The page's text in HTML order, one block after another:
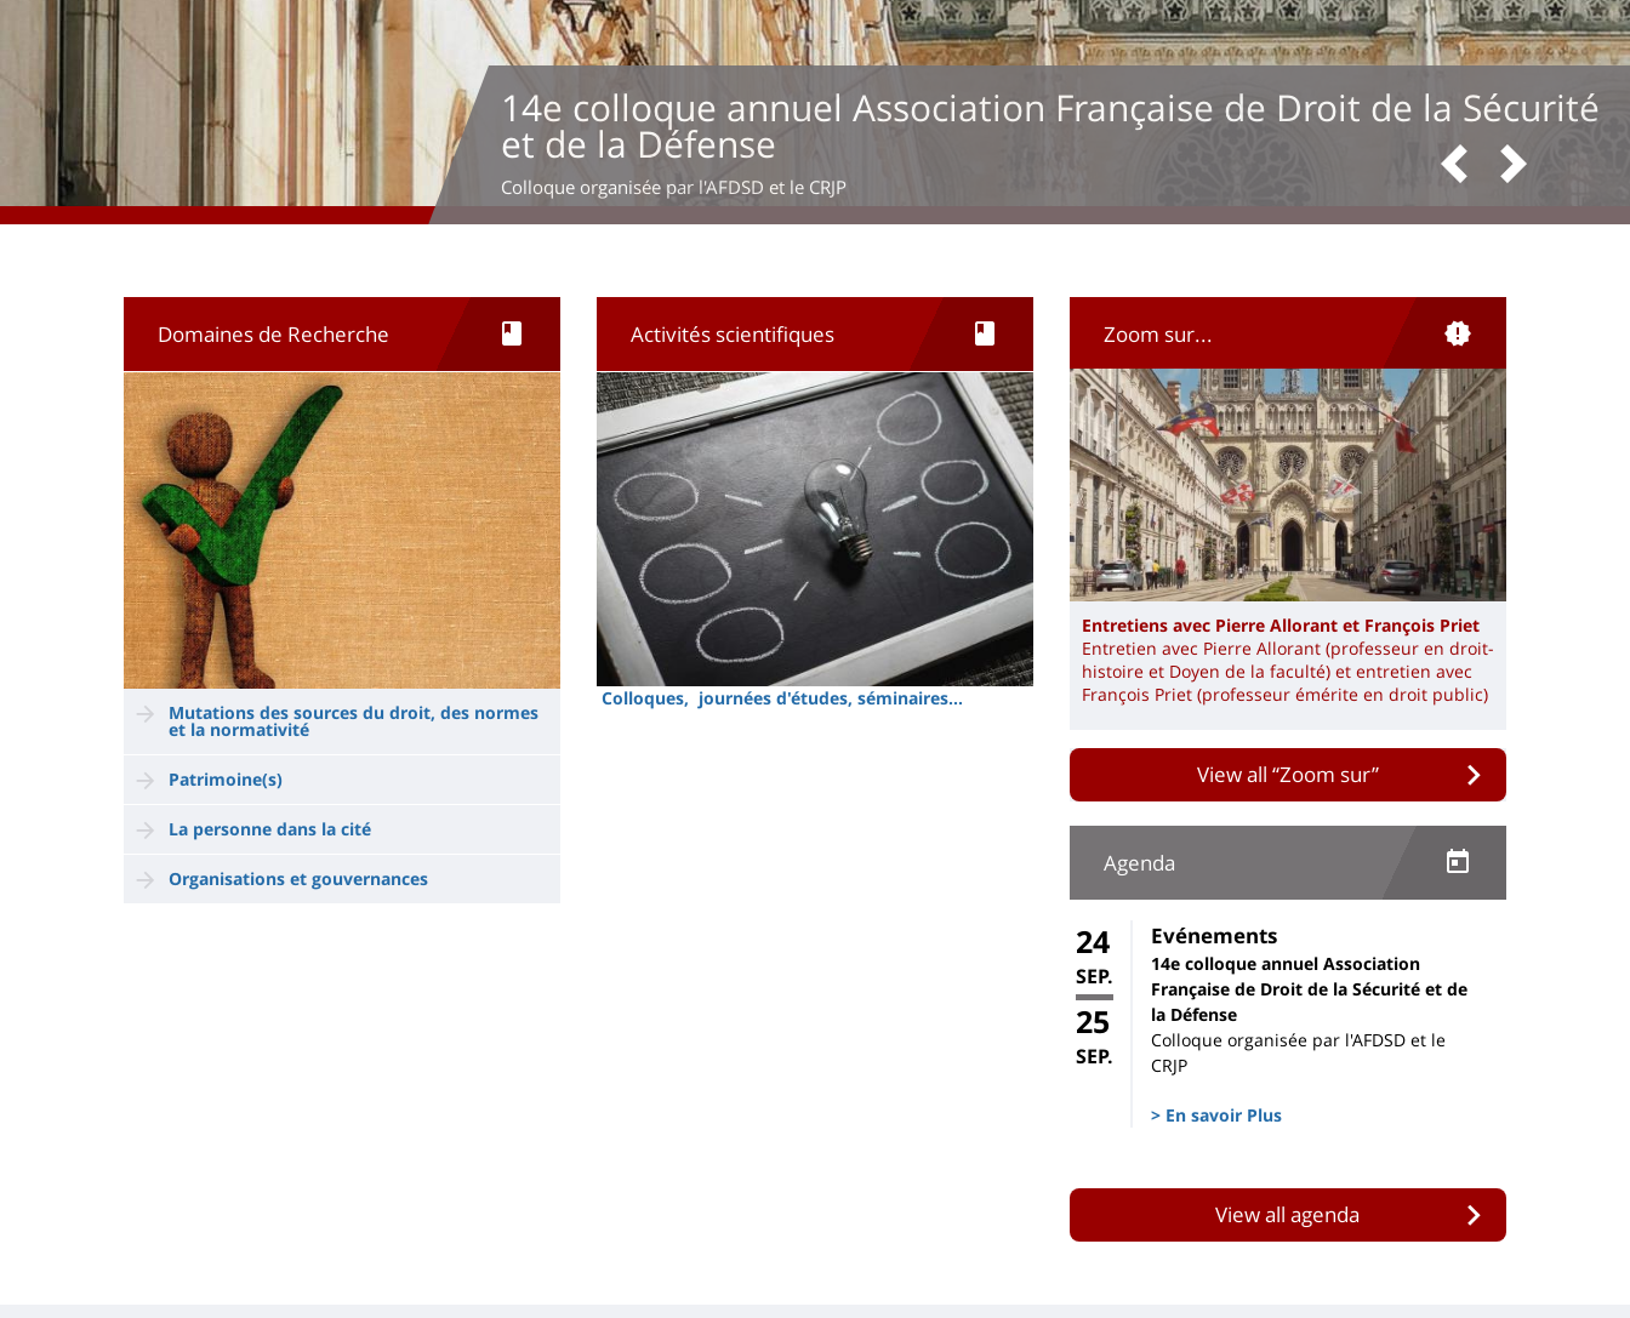
14e colloque annuel Association Française de Droit de la Sécurité
et de la Défense
Colloque organisée par l'AFDSD et le CRJP Siguiente
Domaines de Recherche
Imagen
Mutations des sources du droit, des normes
et la normativité
Patrimoine(s)
La personne dans la cité
Organisations et gouvernances
Activités scientifiques
Imagen
Colloques, journées d'études, séminaires...
Zoom sur...
Illustration
Imagen
Entretiens avec Pierre Allorant et François Priet
Entretien avec Pierre Allorant (professeur en droit-
histoire et Doyen de la faculté) et entretien avec
François Priet (professeur émérite en droit public)
View all “Zoom sur”
Agenda
24
SEP.
25
SEP.
Evénements
14e colloque annuel Association
Française de Droit de la Sécurité et de
la Défense
Colloque organisée par l'AFDSD et le
CRJP
> En savoir Plus
View all agenda